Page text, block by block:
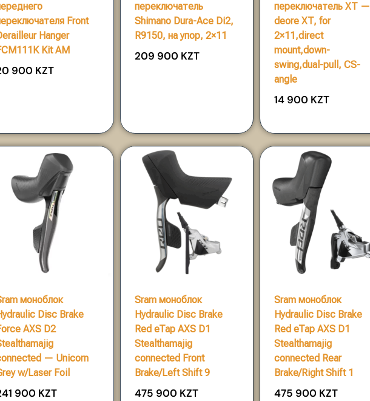
Front
Hanger
Kit AM
900 KZT
переключатель
Shimano Dura-Ace Di2,
R9150, на упор, 2×11
209 900 KZT
переключатель XT —
deore XT, for
2×11,direct
mount,down-
swing,dual-pull, CS-
angle
14 900 KZT
моноблок
Disc Brake
AXS D2
— Unicorn
w/Laser Foil
900 KZT
Sram моноблок
Hydraulic Disc Brake
Red eTap AXS D1
Stealthamajig
connected Front
Brake/Left Shift 9
475 900 KZT
Sram моноблок
Hydraulic Disc Brake
Red eTap AXS D1
Stealthamajig
connected Rear
Brake/Right Shift 1
475 900 KZT